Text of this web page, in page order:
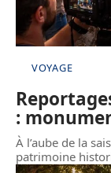
VOYAGE
:
À l’aube de la
patrimoine